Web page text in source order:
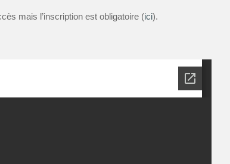
mais l’inscription est obligatoire (ici).